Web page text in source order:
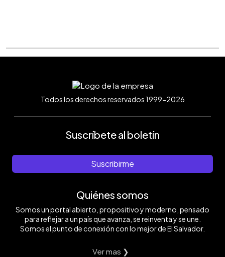
Todos los derechos reservados 1999-2026
Suscríbete al boletín
Suscribirme
Quiénes somos
Somos un portal abierto, propositivo y moderno, pensado
para reflejar a un país que avanza, se reinventa y se une.
Somos el punto de conexión con lo mejor de El Salvador.
Ver mas ❯